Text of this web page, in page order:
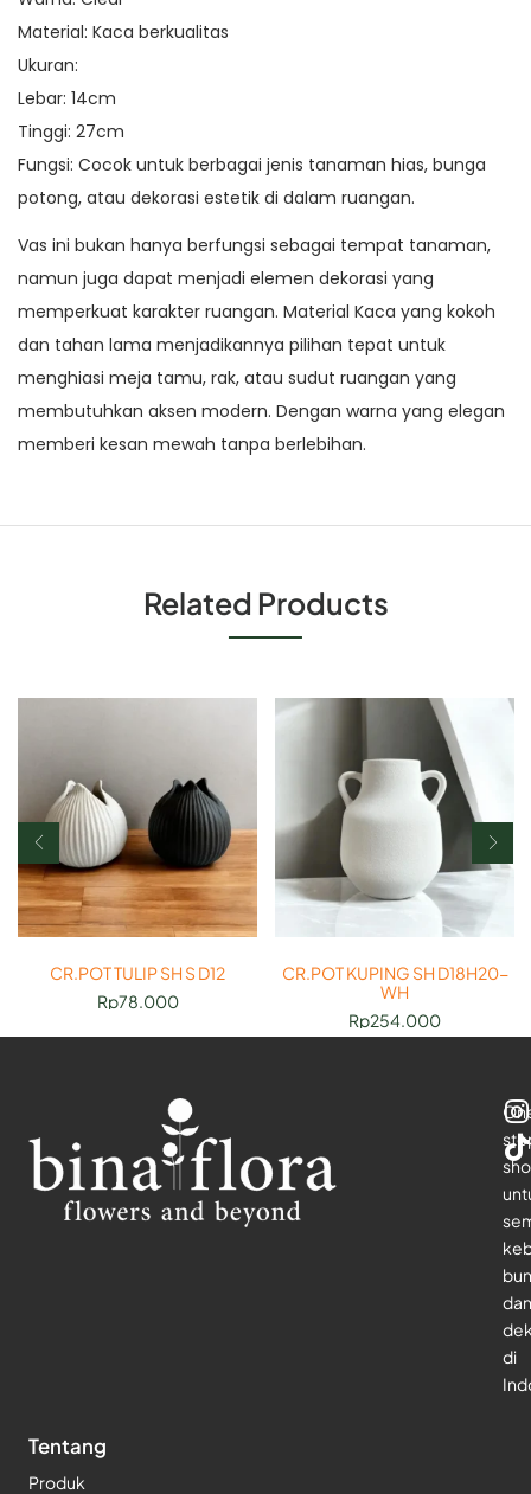
Material: Kaca berkualitas
Ukuran:
Lebar: 14cm
Tinggi: 27cm
Fungsi: Cocok untuk berbagai jenis tanaman hias, bunga
potong, atau dekorasi estetik di dalam ruangan.
Vas ini bukan hanya berfungsi sebagai tempat tanaman,
namun juga dapat menjadi elemen dekorasi yang
memperkuat karakter ruangan. Material Kaca yang kokoh
dan tahan lama menjadikannya pilihan tepat untuk
menghiasi meja tamu, rak, atau sudut ruangan yang
membutuhkan aksen modern. Dengan warna yang elegan
memberi kesan mewah tanpa berlebihan.
Related Products
CR.POT TULIP SH S D12
Rp78.000
CR.POT KUPING SH D18H20-
WH
Rp254.000
dan
di
Tentang
Produk